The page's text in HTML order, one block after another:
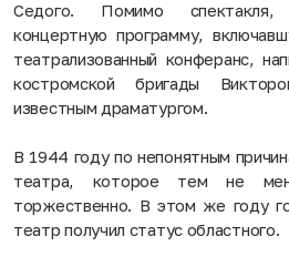
Седого. Помимо спектакля,
концертную программу,
театрализованный конферанс,
костромской бригады
известным драматургом.
В 1944 году по непонятным
театра, которое тем не
торжественно. В этом же году
театр получил статус областного.